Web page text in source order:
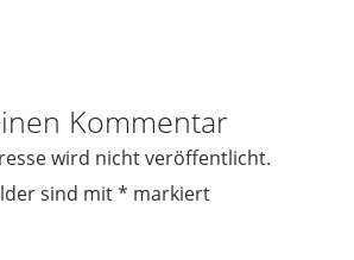
Kommentar
wird nicht veröffentlicht.
sind mit* markiert